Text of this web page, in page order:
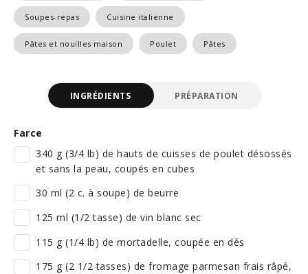
Soupes-repas Cuisine italienne
Pâtes et nouilles maison Poulet Pâtes
INGRÉDIENTS PRÉPARATION
Farce
340 g (3/4 lb) de hauts de cuisses de poulet désossés
et sans la peau, coupés en cubes
30 ml (2 c. à soupe) de beurre
125 ml (1/2 tasse) de vin blanc sec
115 g (1/4 lb) de mortadelle, coupée en dés
175 g (2 1/2 tasses) de fromage parmesan frais râpé,